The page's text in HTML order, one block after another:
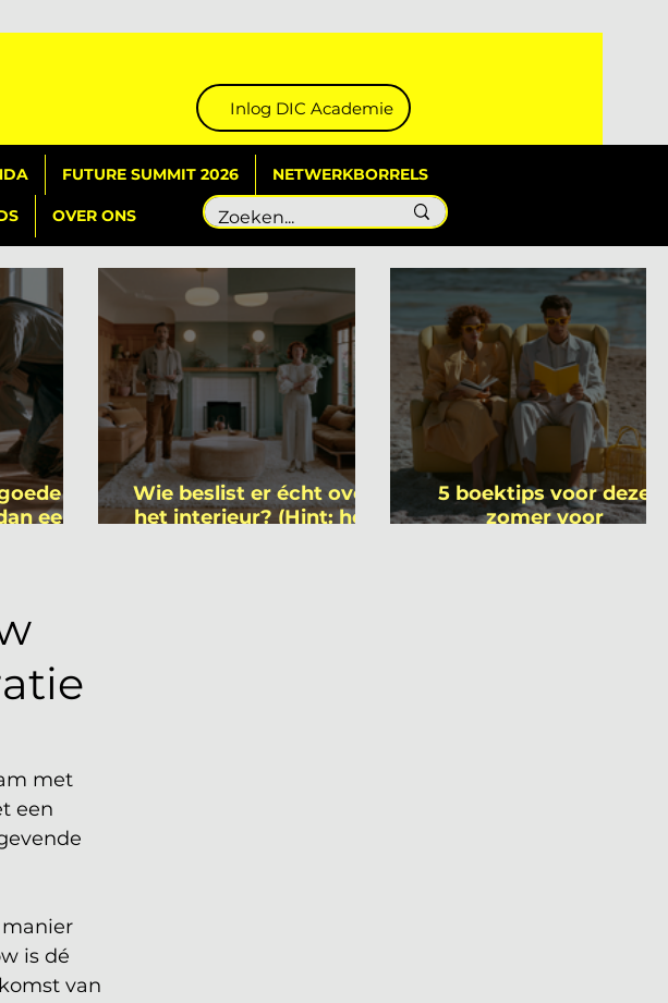
Inlog DIC Academie
FUTURE SUMMIT 2026 NETWERKBORRELS
OVER ONS
een
Wie beslist er écht over
het interieur? (Hint: het
5 boektips voor deze
zomer voor
met
een
is dé
van